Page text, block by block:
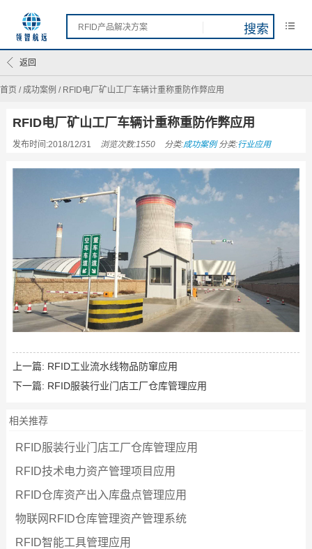
首页 / 成功案例 / RFID电厂矿山工厂车辆计重称重防作弊应用
返回
RFID电厂矿山工厂车辆计重称重防作弊应用
发布时间:2018/12/31 浏览次数:1550 分类:成功案例分类:行业应用
上一篇: RFID工业流水线物品防窜应用
下一篇: RFID服装行业门店工厂仓库管理应用
相关推荐
RFID服装行业门店工厂仓库管理应用
RFID技术电力资产管理项目应用
RFID仓库资产出入库盘点管理应用
物联网RFID仓库管理资产管理系统
RFID智能工具管理应用